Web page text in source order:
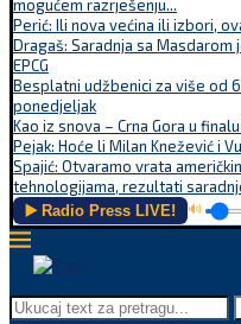
mogućem razrješenju...
Perić: Ili nova većina ili izbori,
Dragaš: Saradnja sa
EPCG
Besplatni udžbenici za više od
ponedjeljak
Kao iz snova – Crna Gora u
Pejak: Hoće li Milan Knežević i
Spajić: Otvaramo vrata
tehnologijama, rezultati
▶️ Radio Press LIVE! 🔊